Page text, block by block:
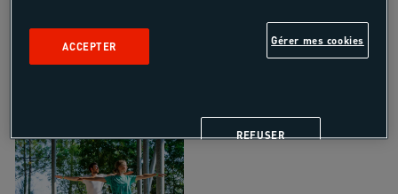
Vélo de randonnée
Gérer mes cookies
REFUSER
ACCEPTER